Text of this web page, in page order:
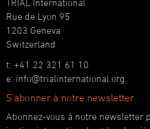
TRIAL International
Rue de Lyon 95
1203 Geneva
Switzerland
t: +41 22 321 61 10
e: info@trialinternational.org
S'abonner à notre newsletter
Abonnez-vous à notre newsletter